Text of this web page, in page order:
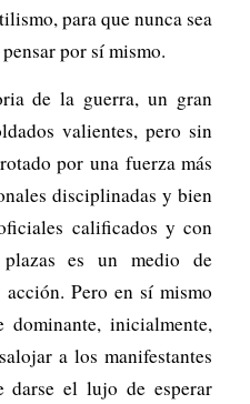
para que nunca sea
por sí mismo.
de la guerra, un gran
valientes, pero sin
por una fuerza más
disciplinadas y bien
calificados y con
es un medio de
Pero en sí mismo
inicialmente,
a los manifestantes
darse el lujo de esperar